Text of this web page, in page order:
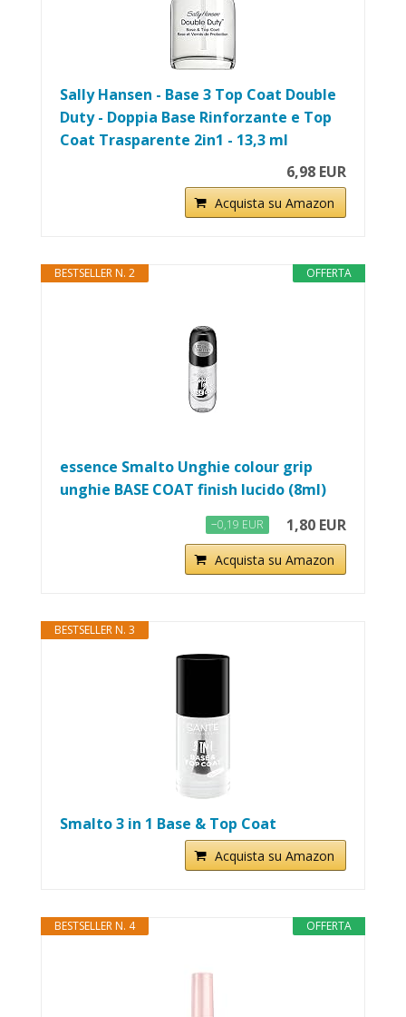
Sally Hansen - Base 3 Top Coat Double
Duty - Doppia Base Rinforzante e Top
Coat Trasparente 2in1 - 13,3 ml
6,98 EUR
Acquista su Amazon
OFFERTA
BESTSELLER N. 2
essence Smalto Unghie colour grip
unghie BASE COAT finish lucido (8ml)
−0,19 EUR 1,80 EUR
Acquista su Amazon
BESTSELLER N. 3
Smalto 3 in 1 Base & Top Coat
Acquista su Amazon
OFFERTA
BESTSELLER N. 4